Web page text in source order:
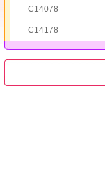
C14078
C14178